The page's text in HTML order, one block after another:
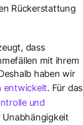
Rückerstattung
dass
mit ihrem
haben wir
entwickelt. Für das
und